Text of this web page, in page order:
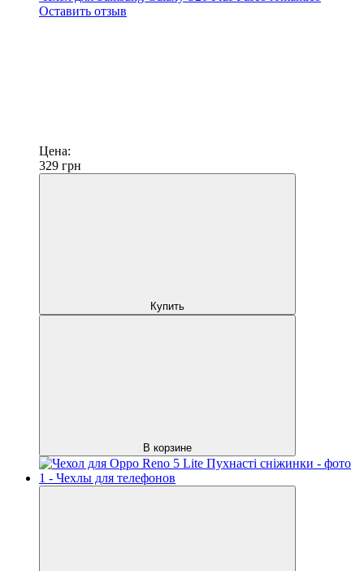
Оставить отзыв
Цена:
329 грн
Купить
В корзине